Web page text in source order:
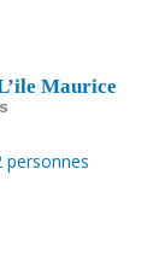
Maurice